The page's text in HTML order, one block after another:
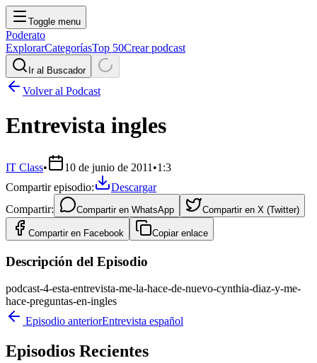
Toggle menu
Poderato
ExplorarCategoríasTop 50Crear podcast
Ir al Buscador
Volver al Podcast
Entrevista ingles
IT Class• 10 de junio de 2011 •1:3
Compartir episodio:
Descargar
Compartir:
Compartir en WhatsApp Compartir en X (Twitter)
Compartir en Facebook Copiar enlace
Descripción del Episodio
podcast-4-esta-entrevista-me-la-hace-de-nuevo-cynthia-diaz-y-me-
hace-preguntas-en-ingles
Episodio anteriorEntrevista español
Episodios Recientes